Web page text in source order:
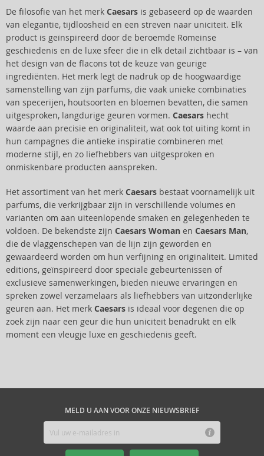
De filosofie van het merk Caesars is gebaseerd op de waarden
van elegantie, tijdloosheid en een streven naar uniciteit. Elk
product is geïnspireerd door de beroemde Romeinse
geschiedenis en de luxe sfeer die in elk detail zichtbaar is – van
het design van de flacons tot de keuze van geurige
ingrediënten. Het merk legt de nadruk op de hoogwaardige
samenstelling van zijn parfums, die vaak unieke combinaties
van specerijen, houtsoorten en bloemen bevatten, die samen
uitgesproken, langdurige geuren vormen. Caesars hecht
waarde aan precisie en originaliteit, wat ook tot uiting komt in
hun campagnes die antieke inspiratie combineren met
moderne stijl, en zo liefhebbers van uitgesproken en
onmiskenbare producten aanspreken.
Het assortiment van het merk Caesars bestaat voornamelijk uit
parfums, die verkrijgbaar zijn in verschillende volumes en
varianten om aan uiteenlopende smaken en gelegenheden te
voldoen. De bekendste zijn Caesars Woman en Caesars Man,
die de vlaggenschepen van de lijn zijn geworden en
gewaardeerd worden om hun verfijning en originaliteit. Limited
editions, geïnspireerd door speciale gebeurtenissen of
exclusieve samenwerkingen, bieden nieuwe ervaringen en
spreken zowel verzamelaars als liefhebbers van uitzonderlijke
geuren aan. Het merk Caesars is ideaal voor degenen die op
zoek zijn naar een geur die hun uniciteit benadrukt en elk
moment een vleugje luxe en geschiedenis geeft.
MELD U AAN VOOR ONZE NIEUWSBRIEF